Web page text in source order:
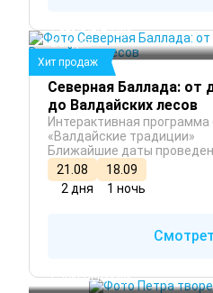
Санкт-Петербург
Валдай
Хит продаж
Северная Баллада: от
до Валдайских лесов
Интерактивная
«Валдайские традиции»
Ближайшие даты
21.08
18.09
2 дня
1 ночь
Санкт-Петербург